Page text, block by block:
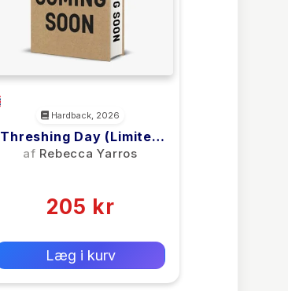
Hardback, 2026
Threshing Day (Limited
Deluxe Edition)
af Rebecca Yarros
205 kr
Læg i kurv